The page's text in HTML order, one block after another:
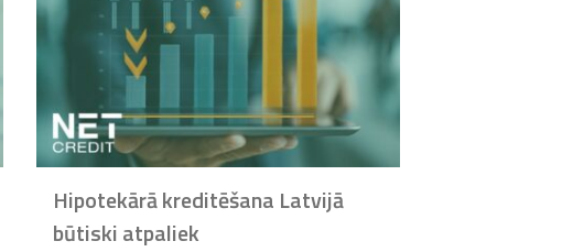
Hipotekārā kreditēšana Latvijā
būtiski atpaliek